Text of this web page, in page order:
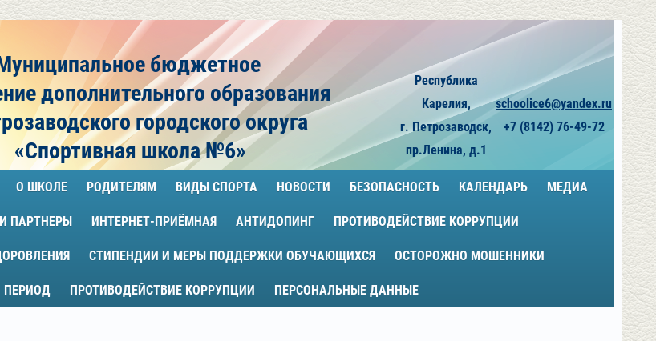
бюджетное
дополнительного образования
городского округа
«Спортивная школа №6»
Республика
Карелия,
г. Петрозаводск,
пр.Ленина, д.1
schoolice6@yandex.ru
+7 (8142) 76-49-72
О ШКОЛЕ РОДИТЕЛЯМ ВИДЫ СПОРТА НОВОСТИ БЕЗОПАСНОСТЬ КАЛЕНДАРЬ МЕДИА
ПАРТНЕРЫ ИНТЕРНЕТ-ПРИЁМНАЯ АНТИДОПИНГ ПРОТИВОДЕЙСТВИЕ КОРРУПЦИИ
СТИПЕНДИИ И МЕРЫ ПОДДЕРЖКИ ОБУЧАЮЩИХСЯ ОСТОРОЖНО МОШЕННИКИ
ПЕРИОД ПРОТИВОДЕЙСТВИЕ КОРРУПЦИИ ПЕРСОНАЛЬНЫЕ ДАННЫЕ